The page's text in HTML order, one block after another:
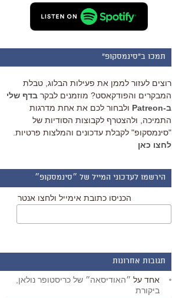
תמכו ב"סינמסקופ"
רוצים לעזור לממן את פעילות הבלוג, טבלת
המבקרים והפודקאסט? מוזמנים לבקר בדף שלי
ב-Patreon
ולבחור לכם את אחת מדרגות
התמיכה, ולהצטרף לקבוצות הסודיות של
"סינמסקופ" לקבלת עדכונים והמלצות פרטיות.
לחצו כאן
הירשמו לעדכוני המייל של ״סינמסקופ״
הכניסו כתובת אימייל ולחצו אנטר
תגובות אחרונות
אחד על ״האודיסאה״ של כריסטופר נולאן,
ביקורת